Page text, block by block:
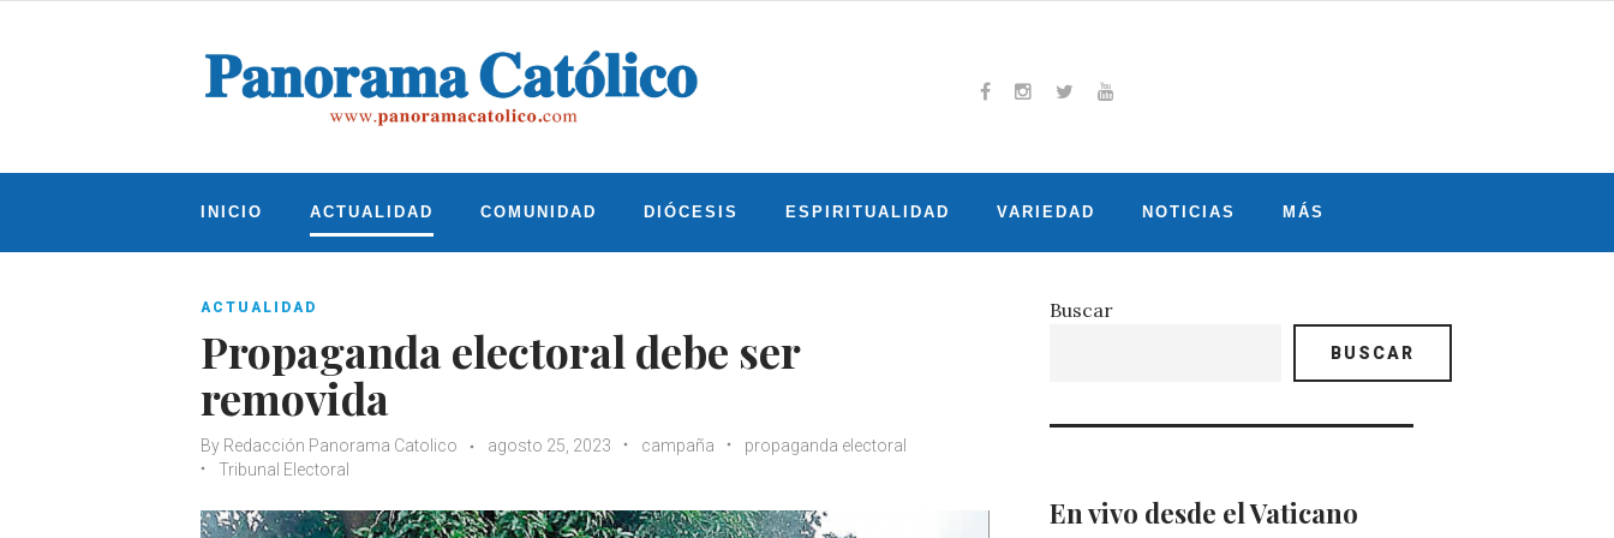
INICIO ACTUALIDAD COMUNIDAD DIÓCESIS ESPIRITUALIDAD VARIEDAD NOTICIAS MÁS
ACTUALIDAD
Propaganda electoral debe ser
removida
By Redacción Panorama Catolico agosto 25, 2023 campaña
propaganda electoral
Tribunal Electoral
Buscar
BUSCAR
En vivo desde el Vaticano